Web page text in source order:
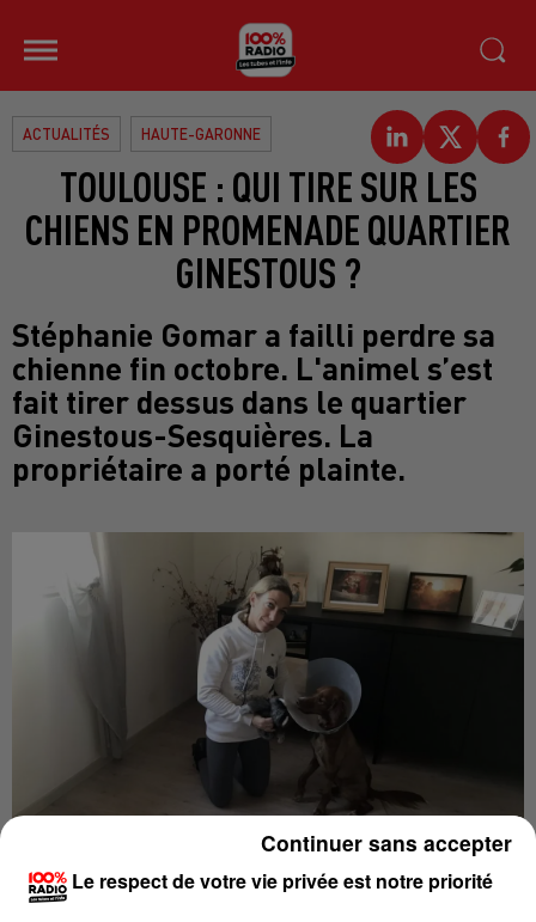
ACTUALITÉS HAUTE-GARONNE
TOULOUSE : QUI TIRE SUR LES
CHIENS EN PROMENADE QUARTIER
GINESTOUS ?
Stéphanie Gomar a failli perdre sa
chienne fin octobre. L'animel s’est
fait tirer dessus dans le quartier
Ginestous-Sesquières. La
propriétaire a porté plainte.
Publié : 10 novembre 2021 à 11h24 par La Rédaction
Le respect de votre vie privée est notre priorité
Continuer sans accepter